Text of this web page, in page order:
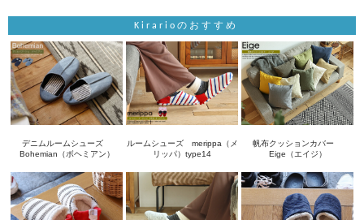
Kirarioのおすすめ
デニムルームシューズ
Bohemian（ボヘミアン）
ルームシューズ merippa（メ
リッパ）type14
帆布クッションカバー
Eige（エイジ）